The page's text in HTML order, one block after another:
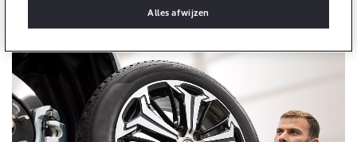
Schade & Glasherstel
Toyota fabrieksgarantie
10 jaar Toyota garantie
10 jaar batterijgarantie
perfect afgestemd op je Toyota.
Alles afwijzen